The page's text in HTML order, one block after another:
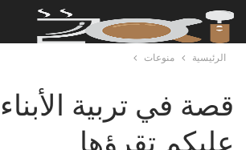
الرئيسية منوعات
قصة في تربية الأبناء
عليكم تقرؤها